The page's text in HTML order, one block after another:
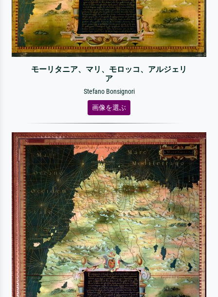
モーリタニア、マリ、モロッコ、アルジェリ
ア
Stefano Bonsignori
画像を選ぶ